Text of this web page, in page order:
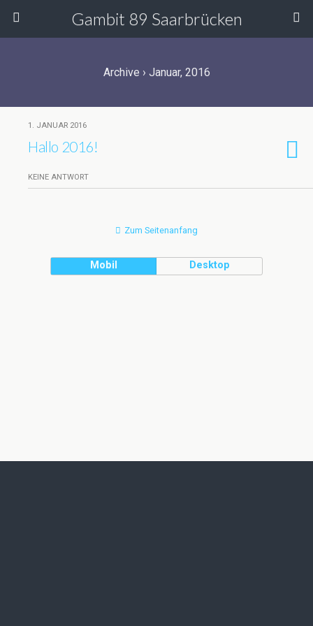
Gambit 89 Saarbrücken
Archive › Januar, 2016
1. JANUAR 2016
Hallo 2016!
KEINE ANTWORT
Zum Seitenanfang
Mobil Desktop